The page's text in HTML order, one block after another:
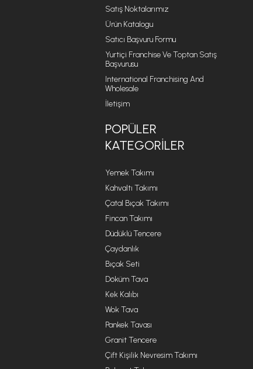
Satış Noktalarımız
Ürün Katalogu
Satıcı Başvuru Formu
Yurtiçi Franchise Ve Toptan Satış
Başvurusu
International Franchising And
Wholesale
İletişim
POPÜLER
KATEGORILER
Yemek Takımı
Kahvaltı Takımı
Çatal Bıçak Takımı
Fincan Takımı
Düdüklü Tencere
Çaydanlık
Bıçak Seti
Döküm Tava
Kek Kalıbı
Wok Tava
Pankek Tavası
Granit Tencere
Çift Kişilik Nevresim Takımı